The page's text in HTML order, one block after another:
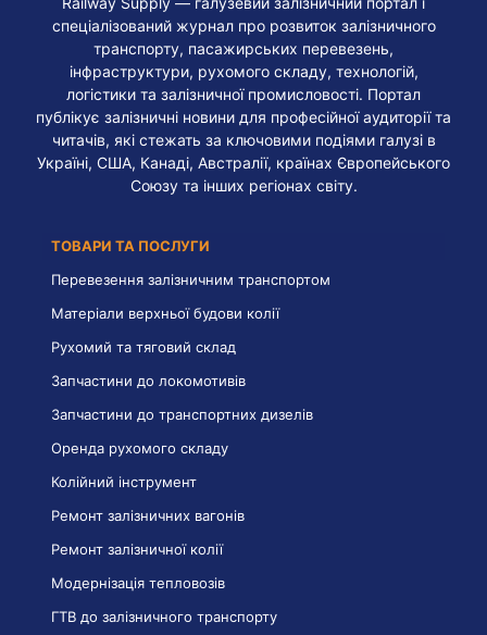
спеціалізований журнал про розвиток залізничного
транспорту, пасажирських перевезень,
інфраструктури, рухомого складу, технологій,
логістики та залізничної промисловості. Портал
публікує залізничні новини для професійної аудиторії та
читачів, які стежать за ключовими подіями галузі в
Україні, США, Канаді, Австралії, країнах Європейського
Союзу та інших регіонах світу.
ТОВАРИ ТА ПОСЛУГИ
Перевезення залізничним транспортом
Матеріали верхньої будови колії
Рухомий та тяговий склад
Запчастини до локомотивів
Запчастини до транспортних дизелів
Оренда рухомого складу
Колійний інструмент
Ремонт залізничних вагонів
Ремонт залізничної колії
Модернізація тепловозів
ГТВ до залізничного транспорту